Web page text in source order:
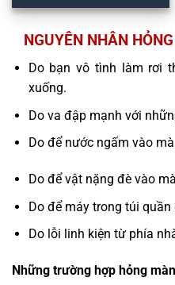
NGUYÊN NHÂN
Do bạn vô tình làm rơi
xuống.
Do va đập mạnh với
Do để nước ngấm vào
Do để vật nặng đè vào
Do để máy trong túi quần
Do lỗi linh kiện từ phía
Những trường hợp hỏng